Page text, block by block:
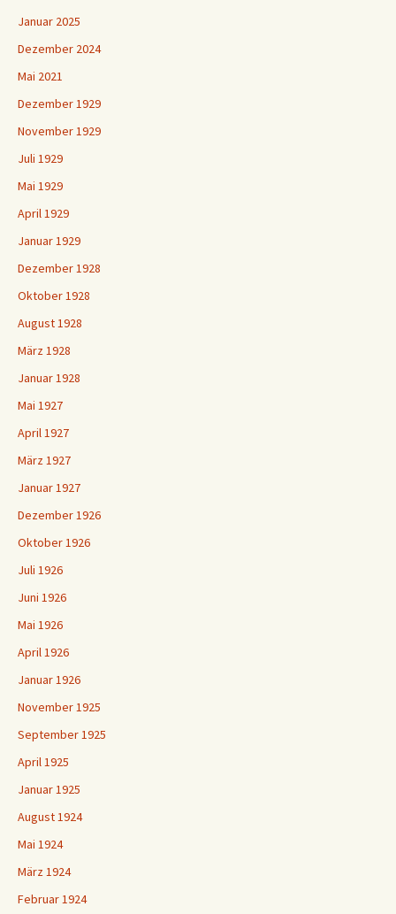
Januar 2025
Dezember 2024
Mai 2021
Dezember 1929
November 1929
Juli 1929
Mai 1929
April 1929
Januar 1929
Dezember 1928
Oktober 1928
August 1928
März 1928
Januar 1928
Mai 1927
April 1927
März 1927
Januar 1927
Dezember 1926
Oktober 1926
Juli 1926
Juni 1926
Mai 1926
April 1926
Januar 1926
November 1925
September 1925
April 1925
Januar 1925
August 1924
Mai 1924
März 1924
Februar 1924